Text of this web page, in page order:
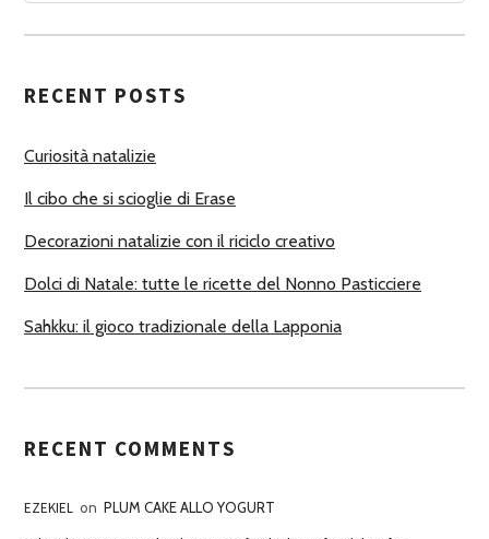
A
U
O
I
RECENT POSTS
Curiosità natalizie
Il cibo che si scioglie di Erase
Decorazioni natalizie con il riciclo creativo
Dolci di Natale: tutte le ricette del Nonno Pasticciere
Sahkku: il gioco tradizionale della Lapponia
RECENT COMMENTS
EZEKIEL on PLUM CAKE ALLO YOGURT